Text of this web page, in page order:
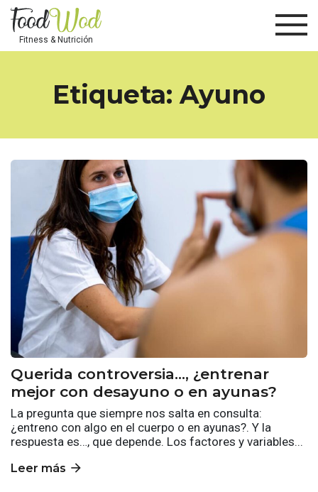
Fitness & Nutrición
Etiqueta:Ayuno
Querida controversia…, ¿entrenar
mejor con desayuno o en ayunas?
La pregunta que siempre nos salta en consulta:
¿entreno con algo en el cuerpo o en ayunas?. Y la
respuesta es…, que depende. Los factores y variables...
Leer más arrow_forward